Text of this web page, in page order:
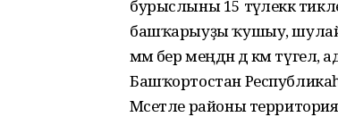
бурыслыны 15 тәүлеккә
башҡарыуҙы ҡушыу, шулай
әммә бер меңдән дә кәм
Башҡортостан
Мәсетле районы